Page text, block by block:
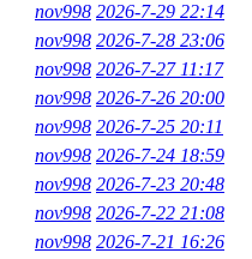
nov998 2026-7-29 22:14
nov998 2026-7-28 23:06
nov998 2026-7-27 11:17
nov998 2026-7-26 20:00
nov998 2026-7-25 20:11
nov998 2026-7-24 18:59
nov998 2026-7-23 20:48
nov998 2026-7-22 21:08
nov998 2026-7-21 16:26